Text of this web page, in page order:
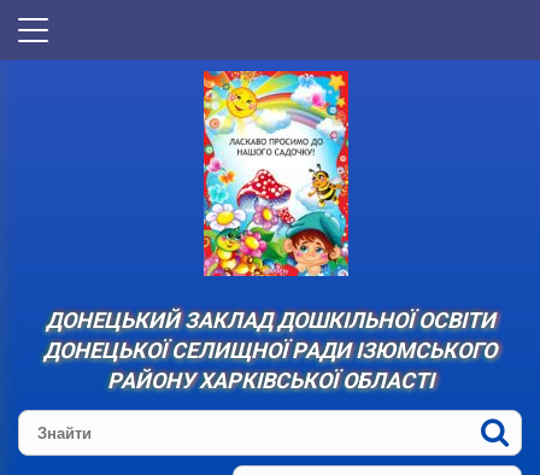
ДОНЕЦЬКИЙ ЗАКЛАД ДОШКІЛЬНОЇ ОСВІТИ
ДОНЕЦЬКОЇ СЕЛИЩНОЇ РАДИ ІЗЮМСЬКОГО
РАЙОНУ ХАРКІВСЬКОЇ ОБЛАСТІ